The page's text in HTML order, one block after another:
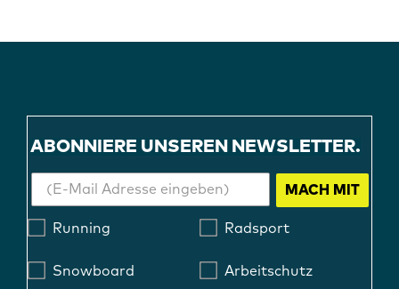
ABONNIERE UNSEREN NEWSLETTER.
MACH MIT
Running Radsport
Snowboard Arbeitschutz